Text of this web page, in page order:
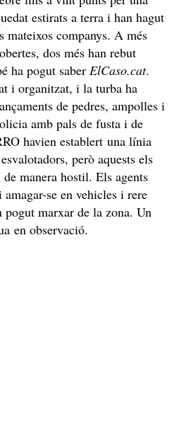
estirats a terra i han hagut
mateixos companys. A més
dos més han rebut
ha pogut saber ElCaso.cat.
i organitzat, i la turba ha
de pedres, ampolles i
amb pals de fusta i de
havien establert una línia
però aquests els
manera hostil. Els agents
se en vehicles i rere
pogut marxar de la zona. Un
en observació.